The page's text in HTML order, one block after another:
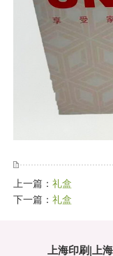
上一篇： 礼盒
下一篇： 礼盒
上海印刷|上